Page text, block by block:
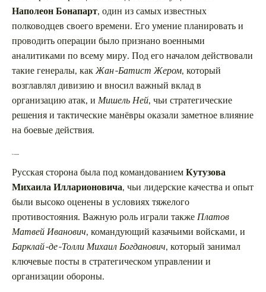
Наполеон Бонапарт, один из самых известных
полководцев своего времени. Его умение планировать и
проводить операции было признано военными
аналитиками по всему миру. Под его началом действовали
такие генералы, какЖан-Батист Жером, который
возглавлял дивизию и вносил важный вклад в
организацию атак, и Мишель Ней, чьи стратегические
решения и тактические манёвры оказали заметное влияние
на боевые действия.
Русская армия
Русская сторона была под командованиемКутузова
Михаила Илларионовича, чьи лидерские качества и опыт
были высоко оценены в условиях тяжелого
противостояния. Важную роль играли такжеПлатов
Матвей Иванович, командующий казачьими войсками, и
Барклай-де-Толли Михаил Богданович, который занимал
ключевые посты в стратегическом управлении и
организации обороны.